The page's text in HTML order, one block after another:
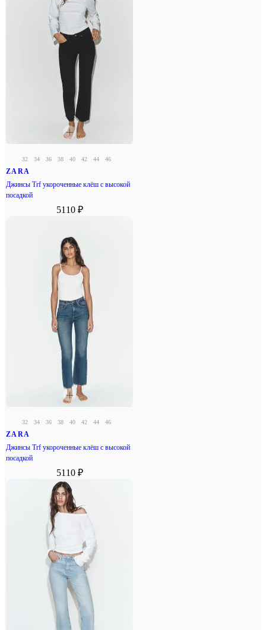
32 34 36 38 40 42 44 46
ZARA
Джинсы Trf укороченные клёш с высокой
посадкой
5110 ₽
32 34 36 38 40 42 44 46
ZARA
Джинсы Trf укороченные клёш с высокой
посадкой
5110 ₽